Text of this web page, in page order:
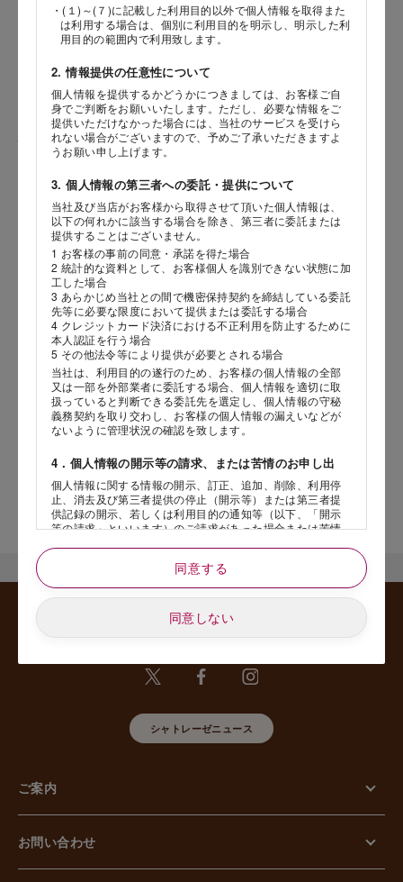
・(１)～(７)に記載した利用目的以外で個人情報を取得また
は利用する場合は、個別に利用目的を明示し、明示した利
用目的の範囲内で利用致します。
2. 情報提供の任意性について
個人情報を提供するかどうかにつきましては、お客様ご自
身でご判断をお願いいたします。ただし、必要な情報をご
提供いただけなかった場合には、当社のサービスを受けら
れない場合がございますので、予めご了承いただきますよ
うお願い申し上げます。
3. 個人情報の第三者への委託・提供について
当社及び当店がお客様から取得させて頂いた個人情報は、
以下の何れかに該当する場合を除き、第三者に委託または
提供することはございません。
1 お客様の事前の同意・承諾を得た場合
2 統計的な資料として、お客様個人を識別できない状態に加
工した場合
3 あらかじめ当社との間で機密保持契約を締結している委託
先等に必要な限度において提供または委託する場合
4 クレジットカード決済における不正利用を防止するために
本人認証を行う場合
5 その他法令等により提供が必要とされる場合
当社は、利用目的の遂行のため、お客様の個人情報の全部
又は一部を外部業者に委託する場合、個人情報を適切に取
扱っていると判断できる委託先を選定し、個人情報の守秘
義務契約を取り交わし、お客様の個人情報の漏えいなどが
ないように管理状況の確認を致します。
4．個人情報の開示等の請求、または苦情のお申し出
個人情報に関する情報の開示、訂正、追加、削除、利用停
止、消去及び第三者提供の停止（開示等）または第三者提
供記録の開示、若しくは利用目的の通知等（以下、「開示
等の請求」といいます）のご請求があった場合または苦情
認させていただいたうえで、特別な理由のない限り合理的
な期間と範囲内で対応させていただきます。
5. 個人情報の安全管理のために講じた措置について
当社は外的環境を把握した上で個人情報の安全管理のため
【組織的安全管理措置】
組織体制の整備、個人情報の取扱いに係る規律に従った運
等事案に対応する体制の整備、取扱い状況の把握及び安全
管理措置の見直し等に関して、必要な措置を講じていま
期的な教育等を行っております。また、個人情報の秘密保
個人情報を取り扱う区域の管理、機器及び電子媒体等の盗
難等の防止、電子媒体等を持ち運ぶ場合の漏えい等の防
止、個人情報の削除及び機器、電子媒体等の廃棄に関し
同意する
同意しない
生年月日
年
月
店舗サービスに関するお問い合わせにつきましては、内容欄に『店
舗名』を記載いただけますと幸いです。
シャトレーゼニュース
ご案内
お問い合わせ
岳や末広がりを意味す
やつ時」という意味を込
。雄大な八ヶ岳山麓の自
れる、こだわりのスイー
海外 Overseas shops
Indonesia
Malaysia
Hong Kong
UAE
Thailand
Vietnam